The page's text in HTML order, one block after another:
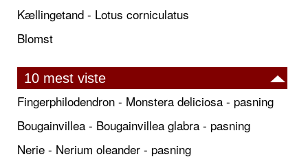
Kællingetand - Lotus corniculatus
Blomst
10 mest viste
Fingerphilodendron - Monstera deliciosa - pasning
Bougainvillea - Bougainvillea glabra - pasning
Nerie - Nerium oleander - pasning